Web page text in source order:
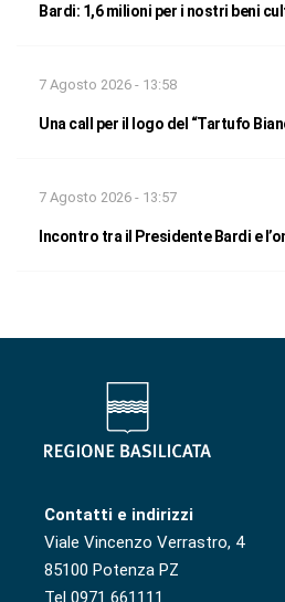
Bardi: 1,6 milioni per i nostri beni
7 Agosto 2026 - 13:58
Una call per il logo del “Tartufo
7 Agosto 2026 - 13:57
Incontro tra il Presidente Bardi e
Contatti e indirizzi
Viale Vincenzo Verrastro, 4
85100 Potenza PZ
Tel 0971 661111